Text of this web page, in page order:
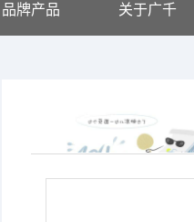
品牌产品 关于广千